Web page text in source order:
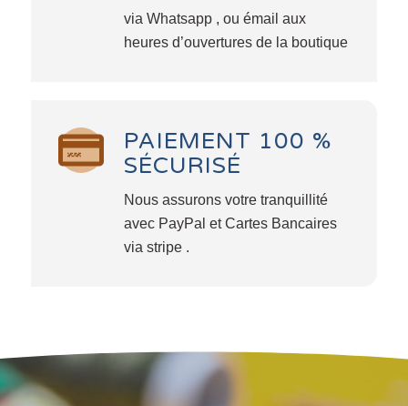
via Whatsapp , ou émail aux
heures d’ouvertures de la boutique
PAIEMENT 100 %
SÉCURISÉ
Nous assurons votre tranquillité
avec PayPal et Cartes Bancaires
via stripe .